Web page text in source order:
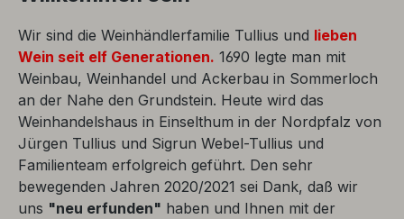
Wir sind die Weinhändlerfamilie Tullius und lieben
Wein seit elf Generationen. 1690 legte man mit
Weinbau, Weinhandel und Ackerbau in Sommerloch
an der Nahe den Grundstein. Heute wird das
Weinhandelshaus in Einselthum in der Nordpfalz von
Jürgen Tullius und Sigrun Webel-Tullius und
Familienteam erfolgreich geführt. Den sehr
bewegenden Jahren 2020/2021 sei Dank, daß wir
uns "neu erfunden" haben und Ihnen mit der